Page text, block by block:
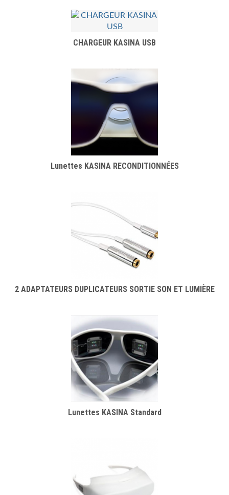
CHARGEUR KASINA USB
Lunettes KASINA RECONDITIONNÉES
2 ADAPTATEURS DUPLICATEURS SORTIE SON ET LUMIÈRE
Lunettes KASINA Standard